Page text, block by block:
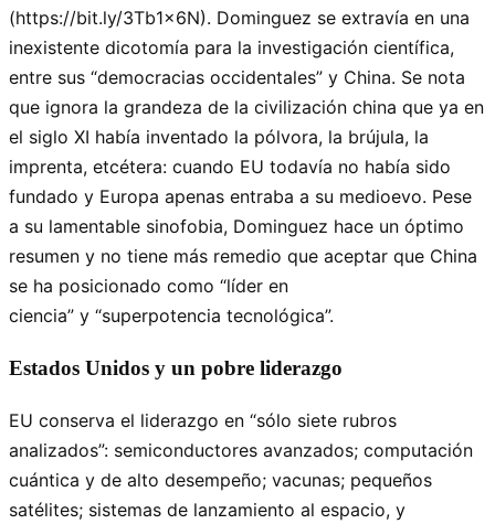
(https://bit.ly/3Tb1x6N). Dominguez se extravía en una
inexistente dicotomía para la investigación científica,
entre sus democracias occidentales y China. Se nota
que ignora la grandeza de la civilización china que ya en
el siglo XI había inventado la pólvora, la brújula, la
imprenta, etcétera: cuando EU todavía no había sido
fundado y Europa apenas entraba a su medioevo. Pese
a su lamentable sinofobia, Dominguez hace un óptimo
resumen y no tiene más remedio que aceptar que China
se ha posicionado como
líder en
ciencia y superpotencia tecnológica .
Estados Unidos y un pobre liderazgo
EU conserva el liderazgo en sólo siete rubros
analizados : semiconductores avanzados; computación
cuántica y de alto desempeño; vacunas; pequeños
satélites; sistemas de lanzamiento al espacio, y